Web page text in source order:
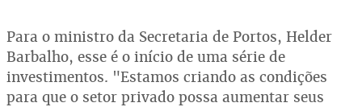
Para o ministro da Secretaria de Portos, Helder
Barbalho, esse é o início de uma série de
investimentos. "Estamos criando as condições
para que o setor privado possa aumentar seus